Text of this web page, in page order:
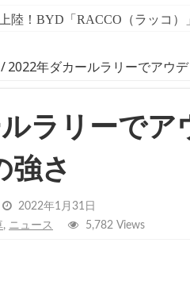
陸！BYD「RACCO（ラッコ
アル｜テスラ2025年インパク
/2022年ダカールラリーでアウ
ラリーでア
強さ
2022年1月31日
, ニュース 5,782 Views